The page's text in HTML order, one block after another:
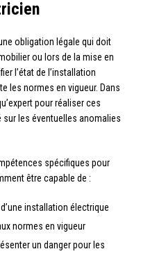
obligation légale qui doit
ou lors de la mise en
l’état de l’installation
les normes en vigueur. Dans
pour réaliser ces
les éventuelles anomalies
spécifiques pour
être capable de :
installation électrique
normes en vigueur
un danger pour les